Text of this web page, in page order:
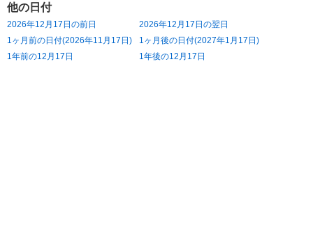
他の日付
2026年12月17日の前日
2026年12月17日の翌日
1ヶ月前の日付(2026年11月17日)
1ヶ月後の日付(2027年1月17日)
1年前の12月17日
1年後の12月17日